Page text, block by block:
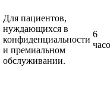
Для пациентов,
нуждающихся в
конфиденциальности
и премиальном
обслуживании.
6